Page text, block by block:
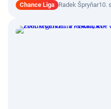
Chance Liga Radek Špryňar10.